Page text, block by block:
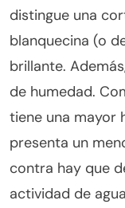
distingue una
blanquecina (o
brillante.
de humedad.
tiene una mayor
presenta un
contra hay que
actividad de